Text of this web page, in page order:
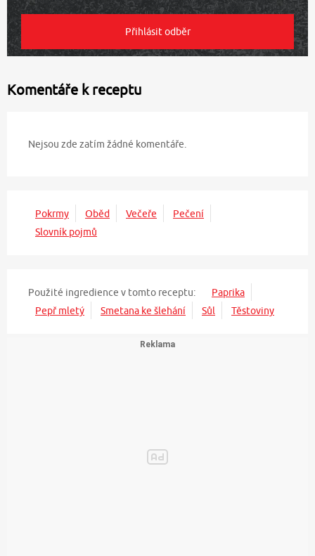
Komentáře k receptu
Nejsou zde zatím žádné komentáře.
Pokrmy Oběd Večeře
Pečení
Slovník pojmů
Použité ingredience v tomto receptu:
Paprika
Pepř mletý
Smetana ke šlehání Sůl Těstoviny